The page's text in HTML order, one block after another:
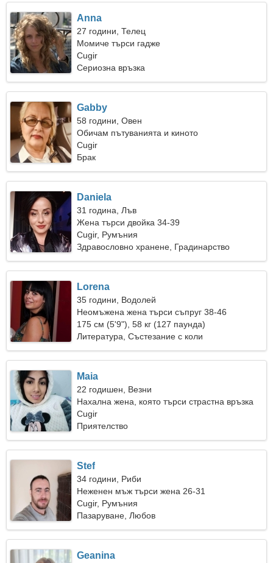
Anna
27 години, Телец
Момиче търси гадже
Cugir
Сериозна връзка
Gabby
58 години, Овен
Обичам пътуванията и киното
Cugir
Брак
Daniela
31 година, Лъв
Жена търси двойка 34-39
Cugir, Румъния
Здравословно хранене, Градинарство
Lorena
35 години, Водолей
Неомъжена жена търси съпруг 38-46
175 см (5'9"), 58 кг (127 паунда)
Литература, Състезание с коли
Maia
22 годишен, Везни
Нахална жена, която търси страстна връзка
Cugir
Приятелство
Stef
34 години, Риби
Неженен мъж търси жена 26-31
Cugir, Румъния
Пазаруване, Любов
Geanina